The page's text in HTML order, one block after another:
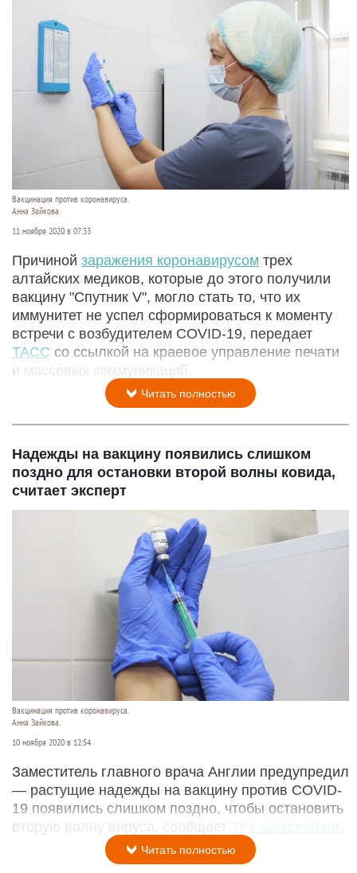
Вакцинация против коронавируса.
Анна Зайкова.
11 ноября 2020 в 07:33
Причиной заражения коронавирусом трех
алтайских медиков, которые до этого получили
вакцину "Спутник V", могло стать то, что их
иммунитет не успел сформироваться к моменту
встречи с возбудителем COVID-19, передает
ТАСС со ссылкой на краевое управление печати
и массовых коммуникаций.
Читать полностью
Надежды на вакцину появились слишком
поздно для остановки второй волны ковида,
считает эксперт
Вакцинация против коронавируса.
Анна Зайкова.
10 ноября 2020 в 12:54
Заместитель главного врача Англии предупредил
— растущие надежды на вакцину против COVID-
19 появились слишком поздно, чтобы остановить
вторую волну вируса, сообщает The Independent .
Читать полностью